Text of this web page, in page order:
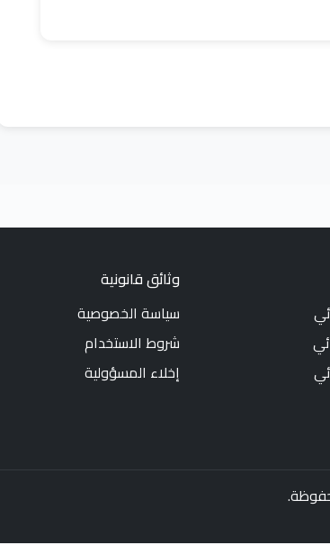
وثائق قانونية
سياسة الخصوصية
شروط الاستخدام
إخلاء المسؤولية